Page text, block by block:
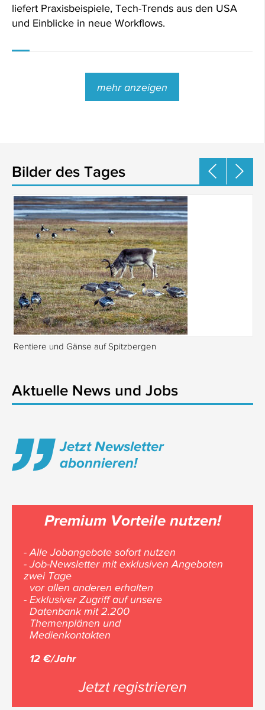
liefert Praxisbeispiele, Tech-Trends aus den USA
und Einblicke in neue Workflows.
mehr anzeigen
Bilder des Tages
Rentiere und Gänse auf Spitzbergen
Aktuelle News und Jobs
Jetzt Newsletter
abonnieren!
Premium Vorteile nutzen!
- Alle Jobangebote sofort nutzen
- Job-Newsletter mit exklusiven Angeboten
zwei Tage
vor allen anderen erhalten
- Exklusiver Zugriff auf unsere
Datenbank mit 2.200
Themenplänen und
Medienkontakten
12 €/Jahr
Jetzt registrieren